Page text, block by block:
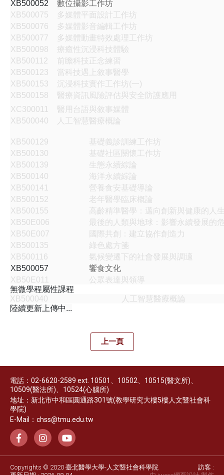
XB500052
數位攝影工作坊
XB500075
多媒體平面設計工作坊
XB500076
多媒體影音編輯工作坊
XB500077
多媒體動畫特效處理工作坊
XB500098
療癒性沉浸科技體驗
XB500112
前瞻科技正念練習
XB500123
當科技遇上敘事醫學
XB500153
沉浸科技實作工作坊(一)
XB500158
醫療資訊風險評估與安全防護應用
XC300011
醫用台語與敘事媒體
XB500040
人工智慧醫療概論
XB500129
基礎義診訓練工作坊
XB500130
基礎社區關懷工作坊
XB500139
生態永續綜論
XB500140
海洋永續綜論
XB500141
營養食安基礎導論
XB500152
老年醫學臨床概論
XB500155
高齡精準醫學：邁向創新與健康的人
XB50E006
最後的人類與地球：影響永續發展的
XB50E007
國際共創：建立協作創造力
XB500135
綠色處方箋
XB500116
氣候變遷下的社會發展與調適
XB500057
饗食文化
XB50E011
公眾表達與領導
無微學程屬性課程
XB500040
人工智慧醫療概論
陸續更新上傳中...
上一頁
電話：02-6620-2589 ext. 10501、10502、10515(醫文所)、
10509(醫法所)、10524(心腦所)
地址：新北市中和區圓通路301號(教學研究大樓5樓人文暨社會科
學院)
E-Mail：chss@tmu.edu.tw
Copyrights © 2020 臺北醫學大學-人文暨社會科學院
訪客 :